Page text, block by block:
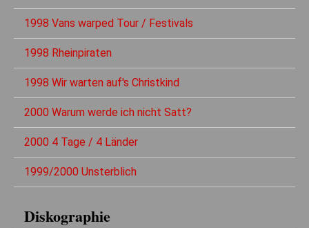
1998 Vans warped Tour / Festivals
1998 Rheinpiraten
1998 Wir warten auf's Christkind
2000 Warum werde ich nicht Satt?
2000 4 Tage / 4 Länder
1999/2000 Unsterblich
Diskographie